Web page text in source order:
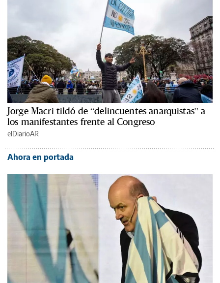
Jorge Macri tildó de “delincuentes anarquistas” a
los manifestantes frente al Congreso
elDiarioAR
Ahora en portada